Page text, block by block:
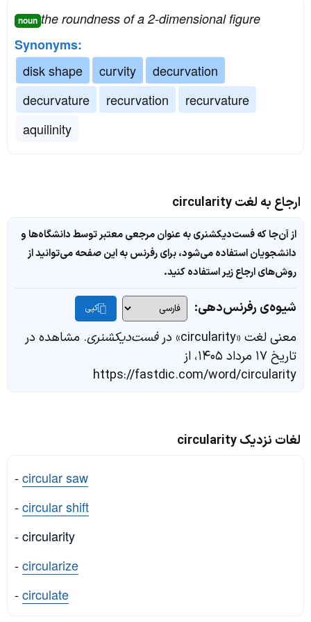
noun the roundness of a 2-dimensional figure
Synonyms:
disk shape
curvity
decurvation
decurvature
recurvation
recurvature
aquilinity
ارجاع به لغت circularity
از آن‌جا که فست‌دیکشنری به عنوان مرجعی معتبر توسط دانشگاه‌ها و
دانشجویان استفاده می‌شود، برای رفرنس به این صفحه می‌توانید از
روش‌های ارجاع زیر استفاده کنید.
شیوه‌ی رفرنس‌دهی: کپی
معنی لغت «circularity» در فست‌دیکشنری. مشاهده در
تاریخ ۱۷ مرداد ۱۴۰۵، از
https://fastdic.com/word/circularity
لغات نزدیک circularity
-circular saw
-circular shift
- circularity
-circularize
-circulate